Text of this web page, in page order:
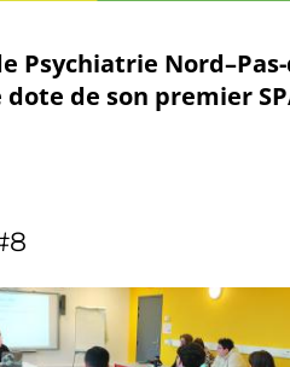
Psychiatrie
dote de son premier